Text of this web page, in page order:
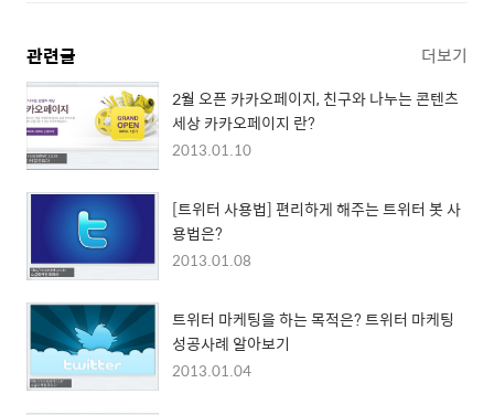
관련글 더보기
2월 오픈 카카오페이지, 친구와 나누는 콘텐츠
세상 카카오페이지 란?
2013.01.10
[트위터 사용법] 편리하게 해주는 트위터 봇 사
용법은?
2013.01.08
트위터 마케팅을 하는 목적은? 트위터 마케팅
성공사례 알아보기
2013.01.04